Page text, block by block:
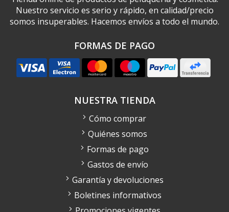
Nuestro servicio es serio y rápido, en calidad/precio
somos insuperables. Hacemos envíos a todo el mundo.
FORMAS DE PAGO
NUESTRA TIENDA
Cómo comprar
Quiénes somos
Formas de pago
Gastos de envío
Garantía y devoluciones
Boletines informativos